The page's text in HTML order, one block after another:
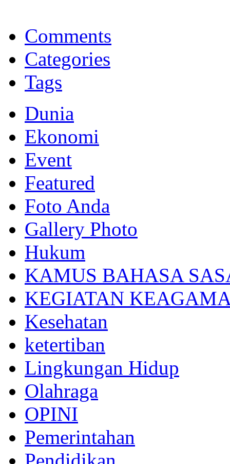
Memberikan yang terbaik sesuai kaidah Islam, kunjungi situs resmi
Comments
Categories
Tags
Dunia
Ekonomi
Event
Featured
Foto Anda
Gallery Photo
Hukum
KAMUS BAHASA
KEGIATAN
Kesehatan
ketertiban
Lingkungan Hidup
Olahraga
OPINI
Pemerintahan